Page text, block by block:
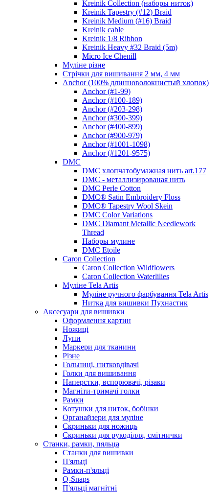
Kreinik Collection (наборы ниток)
Kreinik Tapestry (#12) Braid
Kreinik Medium (#16) Braid
Kreinik cable
Kreinik 1/8 Ribbon
Kreinik Heavy #32 Braid (5m)
Micro Ice Chenill
Муліне різне
Стрічки для вишивання 2 мм, 4 мм
Anchor (100% длинноволокнистый хлопок)
Anchor (#1-99)
Anchor (#100-189)
Anchor (#203-298)
Anchor (#300-399)
Anchor (#400-899)
Anchor (#900-979)
Anchor (#1001-1098)
Anchor (#1201-9575)
DMC
DMC хлопчатобумажная нить art.177
DMC - металлизированая нить
DMC Perle Cotton
DMC® Satin Embroidery Floss
DMC® Tapestry Wool Skein
DMC Color Variations
DMC Diamant Metallic Needlework
Thread
Наборы мулине
DMC Etoile
Caron Collection
Caron Collection Wildflowers
Caron Collection Waterlilies
Муліне Tela Artis
Муліне ручного фарбування Tela Artis
Нитка для вишивки Пухнастик
Аксесуари для вишивки
Оформлення картин
Ножиці
Лупи
Маркери для тканини
Різне
Гольниці, нитковдівачі
Голки для вишивання
Наперстки, вспорювачі, різаки
Магніти-тримачі голки
Рамки
Котушки для ниток, бобінки
Органайзери для муліне
Скриньки для ножиць
Скриньки для рукоділля, смітнички
Станки, рамки, пяльца
Станки для вишивки
П'яльці
Рамки-п'яльці
Q-Snaps
П'яльці магнітні